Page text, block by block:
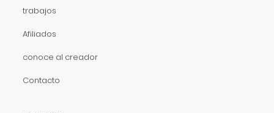
trabajos
Afiliados
conoce al creador
Contacto